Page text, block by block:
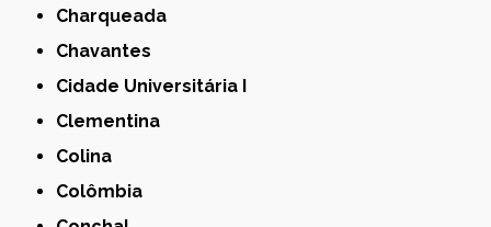
Charqueada
Chavantes
Cidade Universitária I
Clementina
Colina
Colômbia